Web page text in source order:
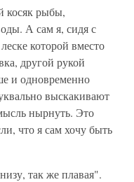
косяк рыбы,
А сам я, сидя с
которой вместо
другой рукой
и одновременно
выскакивают
нырнуть. Это
что я сам хочу быть
так же плавая".